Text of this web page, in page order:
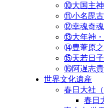
⑩大国主神
⑪小名毘古
⑫幸魂奇魂
⑬大年神・
⑭豊葦原之
⑮天若日子
⑯阿遅志貴
世界文化遺産
春日大社
春日